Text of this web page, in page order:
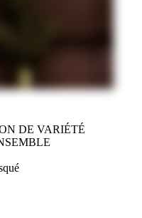
DE VARIÉTÉ